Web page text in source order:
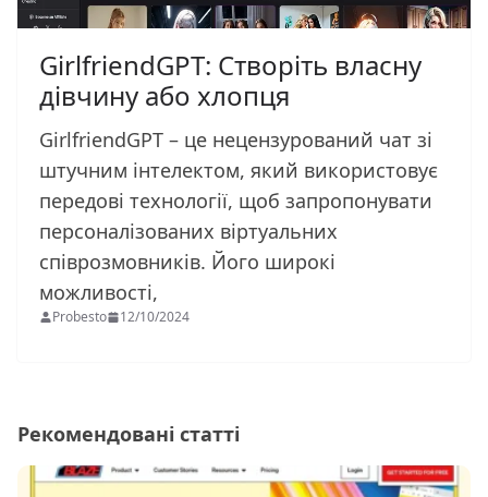
GirlfriendGPT: Створіть власну
дівчину або хлопця
GirlfriendGPT – це нецензурований чат зі
штучним інтелектом, який використовує
передові технології, щоб запропонувати
персоналізованих віртуальних
співрозмовників. Його широкі
можливості,
Probesto 12/10/2024
Рекомендовані статті